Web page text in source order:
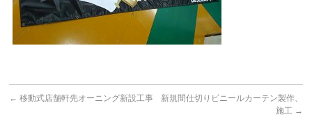
← 移動式店舗軒先オーニング新設工事
新規間仕切りビニールカーテン製作、
施工 →